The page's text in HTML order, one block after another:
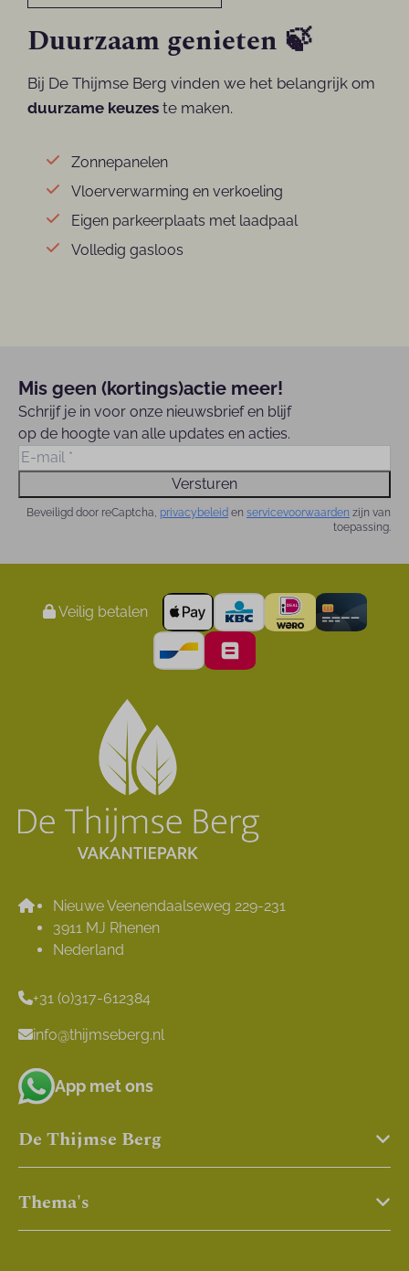
Duurzaam genieten 🍃
Bij De Thijmse Berg vinden we het belangrijk om
duurzame keuzes te maken.
Zonnepanelen
Vloerverwarming en verkoeling
Eigen parkeerplaats met laadpaal
Volledig gasloos
Mis geen (kortings)actie meer!
Schrijf je in voor onze nieuwsbrief en blijf
op de hoogte van alle updates en acties.
Versturen
Beveiligd door reCaptcha, privacybeleid en servicevoorwaarden zijn van
toepassing.
Veilig betalen
Nieuwe Veenendaalseweg 229-231
3911 MJ Rhenen
Nederland
+31 (0)317-612384
info@thijmseberg.nl
App met ons
De Thijmse Berg
Thema's